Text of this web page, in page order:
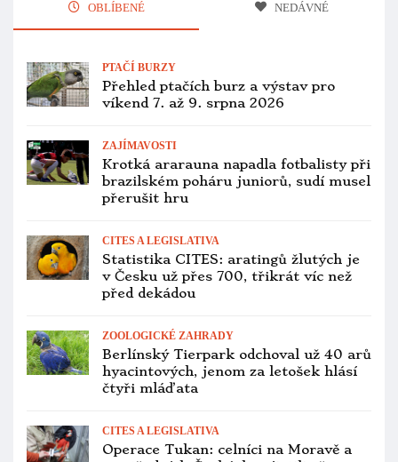
OBLÍBENÉ NEDÁVNÉ
PTAČÍ BURZY
Přehled ptačích burz a výstav pro
víkend 7. až 9. srpna 2026
ZAJÍMAVOSTI
Krotká ararauna napadla fotbalisty při
brazilském poháru juniorů, sudí musel
přerušit hru
CITES A LEGISLATIVA
Statistika CITES: aratingů žlutých je
v Česku už přes 700, třikrát víc než
před dekádou
ZOOLOGICKÉ ZAHRADY
Berlínský Tierpark odchoval už 40 arů
hyacintových, jenom za letošek hlásí
čtyři mláďata
CITES A LEGISLATIVA
Operace Tukan: celníci na Moravě a